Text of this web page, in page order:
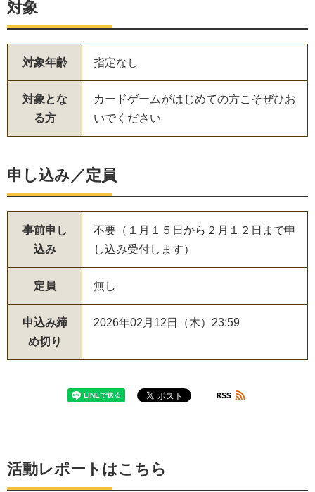
対象
対象年齢 指定なし
対象とな
る方
カードゲームがはじめての方こそぜひお
いでください
申し込み／定員
事前申し
込み
不要（１月１５日から２月１２日まで申
し込み受付します）
定員 無し
申込み締
め切り
2026年02月12日（木）23:59
活動レポートはこちら